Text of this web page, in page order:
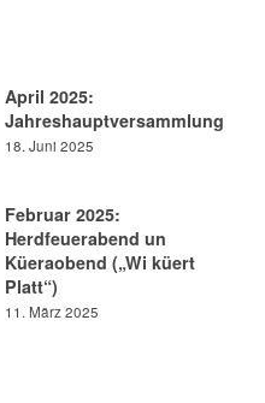
April 2025:
Jahreshauptversammlung
18. Juni 2025
Februar 2025:
Herdfeuerabend un
Küeraobend („Wi küert
Platt“)
11. März 2025